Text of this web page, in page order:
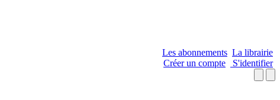
Les abonnements La librairie
Créer un compte
S'identifier